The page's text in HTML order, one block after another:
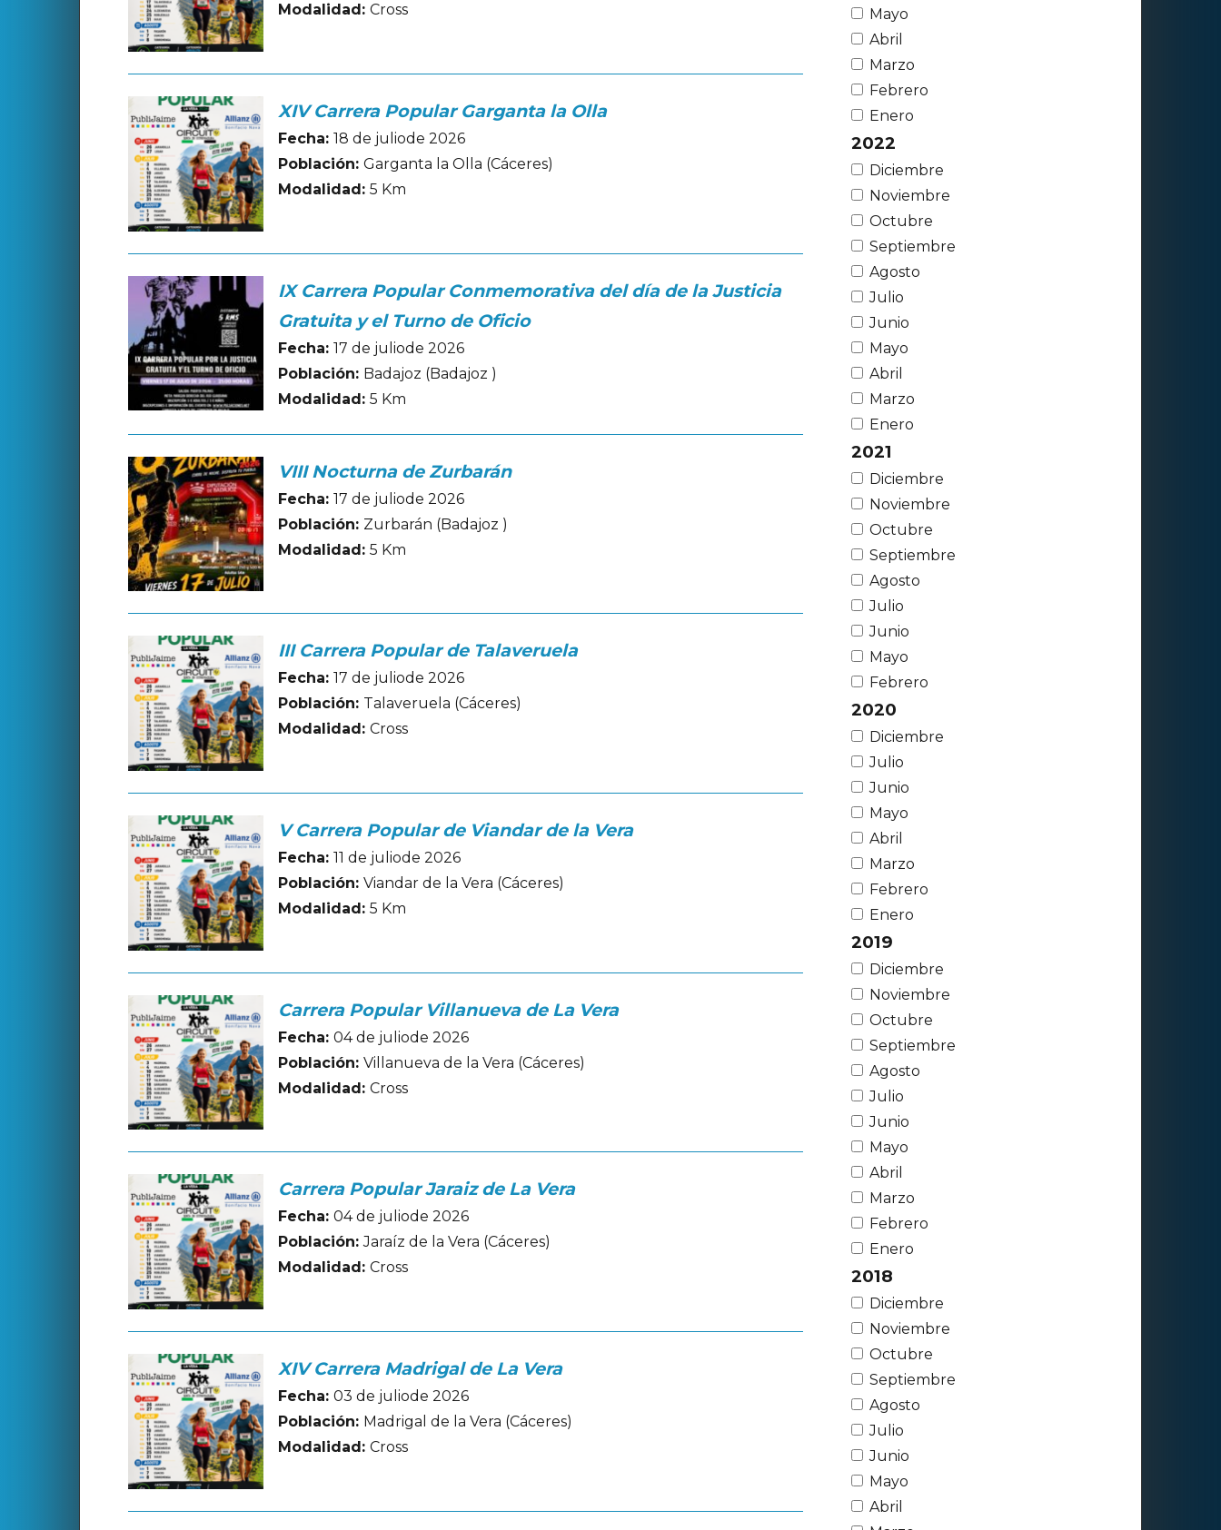
Modalidad: Cross
XIV Carrera Popular Garganta la Olla
Fecha: 18 de juliode 2026
Población: Garganta la Olla (Cáceres)
Modalidad: 5 Km
IX Carrera Popular Conmemorativa del día de la Justicia
Gratuita y el Turno de Oficio
Fecha: 17 de juliode 2026
Población: Badajoz (Badajoz )
Modalidad: 5 Km
VIII Nocturna de Zurbarán
Fecha: 17 de juliode 2026
Población: Zurbarán (Badajoz )
Modalidad: 5 Km
III Carrera Popular de Talaveruela
Fecha: 17 de juliode 2026
Población: Talaveruela (Cáceres)
Modalidad: Cross
V Carrera Popular de Viandar de la Vera
Fecha: 11 de juliode 2026
Población: Viandar de la Vera (Cáceres)
Modalidad: 5 Km
Carrera Popular Villanueva de La Vera
Fecha: 04 de juliode 2026
Población: Villanueva de la Vera (Cáceres)
Modalidad: Cross
Carrera Popular Jaraiz de La Vera
Fecha: 04 de juliode 2026
Población:Jaraíz de la Vera (Cáceres)
Modalidad: Cross
XIV Carrera Madrigal de La Vera
Fecha: 03 de juliode 2026
Población: Madrigal de la Vera (Cáceres)
Modalidad: Cross
Mayo
Abril
Marzo
Febrero
Enero
2022
Diciembre
Noviembre
Octubre
Septiembre
Agosto
Julio
Junio
Mayo
Abril
Marzo
Enero
2021
Diciembre
Noviembre
Octubre
Septiembre
Agosto
Julio
Junio
Mayo
Febrero
2020
Diciembre
Julio
Junio
Mayo
Abril
Marzo
Febrero
Enero
2019
Diciembre
Noviembre
Octubre
Septiembre
Agosto
Julio
Junio
Mayo
Abril
Marzo
Febrero
Enero
2018
Diciembre
Noviembre
Octubre
Septiembre
Agosto
Julio
Junio
Mayo
Abril